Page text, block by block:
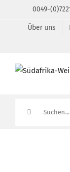
0049-
Über uns
nach: